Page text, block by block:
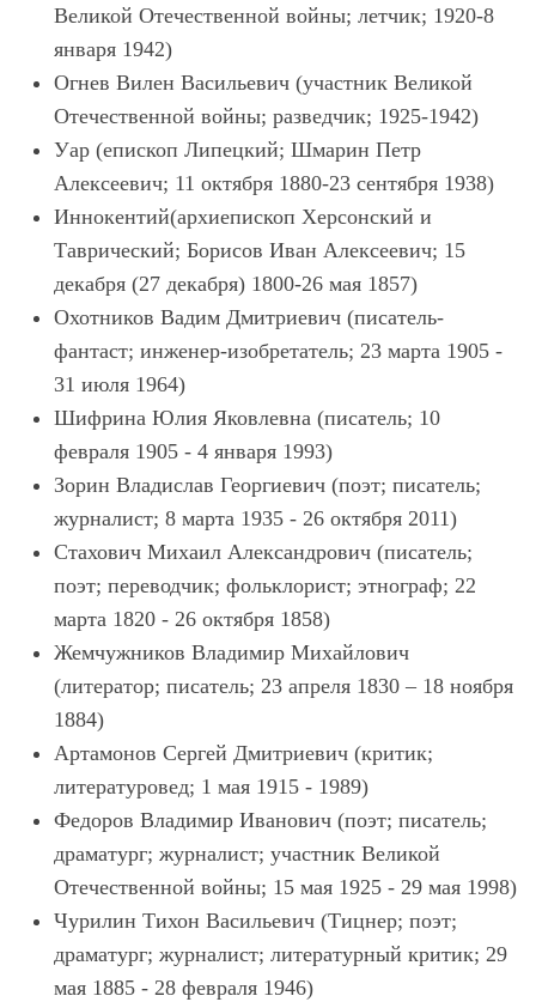
Великой Отечественной войны; летчик; 1920-8
января 1942)
Огнев Вилен Васильевич (участник Великой
Отечественной войны; разведчик; 1925-1942)
Уар (епископ Липецкий; Шмарин Петр
Алексеевич; 11 октября 1880-23 сентября 1938)
Иннокентий(архиепископ Херсонский и
Таврический; Борисов Иван Алексеевич; 15
декабря (27 декабря) 1800-26 мая 1857)
Охотников Вадим Дмитриевич (писатель-
фантаст; инженер-изобретатель; 23 марта 1905 -
31 июля 1964)
Шифрина Юлия Яковлевна (писатель; 10
февраля 1905 - 4 января 1993)
Зорин Владислав Георгиевич (поэт; писатель;
журналист; 8 марта 1935 - 26 октября 2011)
Стахович Михаил Александрович (писатель;
поэт; переводчик; фольклорист; этнограф; 22
марта 1820 - 26 октября 1858)
Жемчужников Владимир Михайлович
(литератор; писатель; 23 апреля 1830 – 18 ноября
1884)
Артамонов Сергей Дмитриевич (критик;
литературовед; 1 мая 1915 - 1989)
Федоров Владимир Иванович (поэт; писатель;
драматург; журналист; участник Великой
Отечественной войны; 15 мая 1925 - 29 мая 1998)
Чурилин Тихон Васильевич (Тицнер; поэт;
драматург; журналист; литературный критик; 29
мая 1885 - 28 февраля 1946)